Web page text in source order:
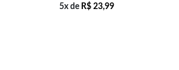
5x de R$ 23,99